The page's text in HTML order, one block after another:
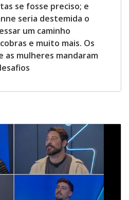
se fosse preciso; e
seria destemida o
um caminho
e muito mais. Os
as mulheres mandaram